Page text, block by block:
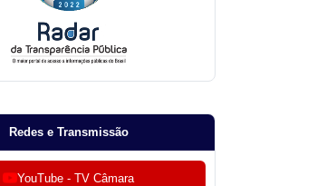
Redes e Transmissão
YouTube - TV Câmara